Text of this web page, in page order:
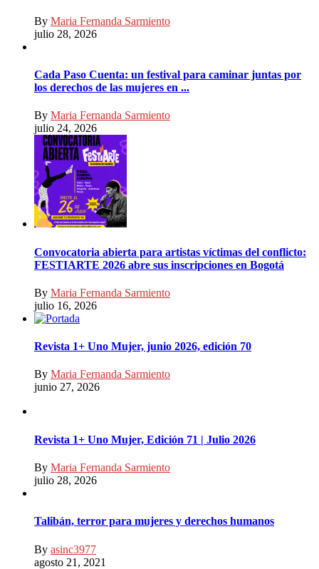
By Maria Fernanda Sarmiento
julio 28, 2026
Cada Paso Cuenta: un festival para caminar juntas por
los derechos de las mujeres en ...
By Maria Fernanda Sarmiento
julio 24, 2026
Convocatoria abierta para artistas víctimas del conflicto:
FESTIARTE 2026 abre sus inscripciones en Bogotá
By Maria Fernanda Sarmiento
julio 16, 2026
Revista 1+ Uno Mujer, junio 2026, edición 70
By Maria Fernanda Sarmiento
junio 27, 2026
Revista 1+ Uno Mujer, Edición 71 | Julio 2026
By Maria Fernanda Sarmiento
julio 28, 2026
Talibán, terror para mujeres y derechos humanos
By asinc3977
agosto 21, 2021